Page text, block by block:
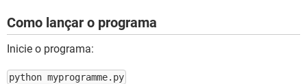
Como lançar o programa
Inicie o programa:
python myprogramme.py